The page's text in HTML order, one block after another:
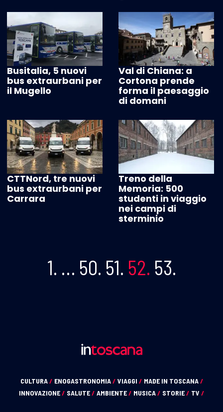
Busitalia, 5 nuovi
bus extraurbani per
il Mugello
Val di Chiana: a
Cortona prende
forma il paesaggio
di domani
CTTNord, tre nuovi
bus extraurbani per
Carrara
Treno della
Memoria: 500
studenti in viaggio
nei campi di
sterminio
1. … 50. 51. 52. 53.
CULTURA/ ENOGASTRONOMIA/ VIAGGI / MADE IN TOSCANA/
INNOVAZIONE/ SALUTE/ AMBIENTE/ MUSICA/ STORIE/ TV /